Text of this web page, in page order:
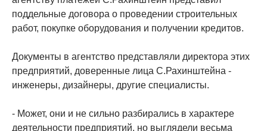
поддельные договора о проведении строительных
работ, покупке оборудования и получении кредитов.
Документы в агентство представляли директора этих
предприятий, доверенные лица С.Рахинштейна -
инженеры, дизайнеры, другие специалисты.
- Может, они и не сильно разбирались в характере
деятельности предприятий, но выглядели весьма